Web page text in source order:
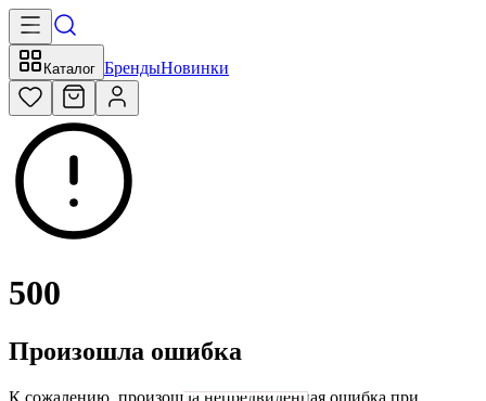
Каталог БрендыНовинки
500
Произошла ошибка
К сожалению, произошла непредвиденная ошибка при